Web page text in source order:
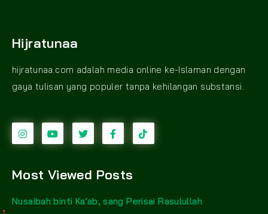
Hijratunaa
hijratunaa.com adalah media online ke-Islaman dengan
gaya tulisan yang populer tanpa kehilangan substansi.
Most Viewed Posts
Nusaibah binti Ka’ab, sang Perisai Rasulullah